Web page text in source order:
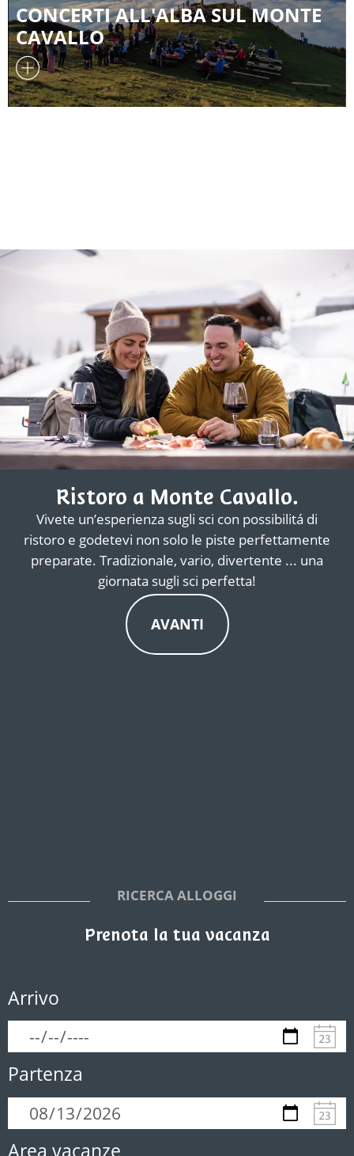
CONCERTI ALL'ALBA SUL MONTE
CAVALLO
Ristoro a Monte Cavallo.
Vivete un’esperienza sugli sci con possibilitá di
ristoro e godetevi non solo le piste perfettamente
preparate. Tradizionale, vario, divertente ... una
giornata sugli sci perfetta!
AVANTI
RICERCA ALLOGGI
Prenota la tua vacanza
Arrivo
Partenza
Area vacanze